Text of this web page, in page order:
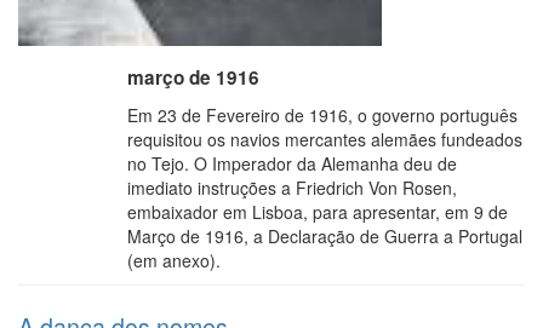
março de 1916
Em 23 de Fevereiro de 1916, o governo português
requisitou os navios mercantes alemães fundeados
no Tejo. O Imperador da Alemanha deu de
imediato instruções a Friedrich Von Rosen,
embaixador em Lisboa, para apresentar, em 9 de
Março de 1916, a Declaração de Guerra a Portugal
(em anexo).